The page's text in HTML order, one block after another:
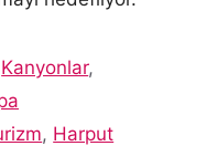
Kanyonlar,
, Harput